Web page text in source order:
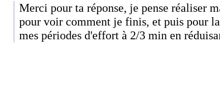
Merci pour ta réponse, je pense réaliser
pour voir comment je finis, et puis pour
mes périodes d'effort à 2/3 min en